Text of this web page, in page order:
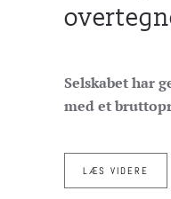
Selskabet har
med et
LÆS VIDERE